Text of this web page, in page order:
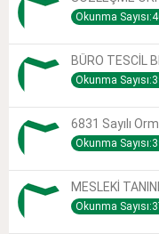
Okunma
BÜRO TESCİL
Okunma
6831 Sayılı
Okunma
MESLEKİ
Okunma